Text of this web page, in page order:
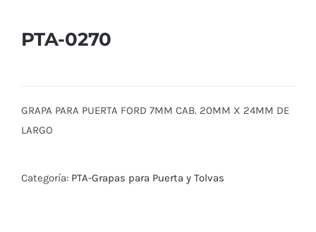
PTA-0270
GRAPA PARA PUERTA FORD 7MM CAB. 20MM X 24MM DE
LARGO
Categoría: PTA-Grapas para Puerta y Tolvas